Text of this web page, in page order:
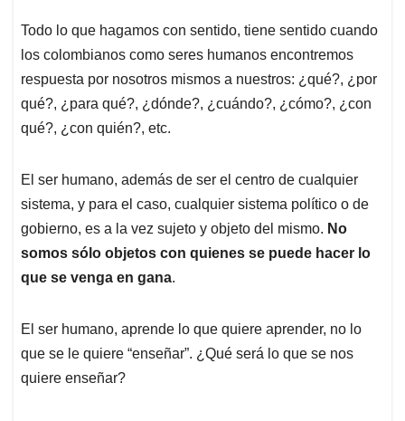
Todo lo que hagamos con sentido, tiene sentido cuando
los colombianos como seres humanos encontremos
respuesta por nosotros mismos a nuestros: ¿qué?, ¿por
qué?, ¿para qué?, ¿dónde?, ¿cuándo?, ¿cómo?, ¿con
qué?, ¿con quién?, etc.
El ser humano, además de ser el centro de cualquier
sistema, y para el caso, cualquier sistema político o de
gobierno, es a la vez sujeto y objeto del mismo. No
somos sólo objetos con quienes se puede hacer lo
que se venga en gana.
El ser humano, aprende lo que quiere aprender, no lo
que se le quiere “enseñar”. ¿Qué será lo que se nos
quiere enseñar?